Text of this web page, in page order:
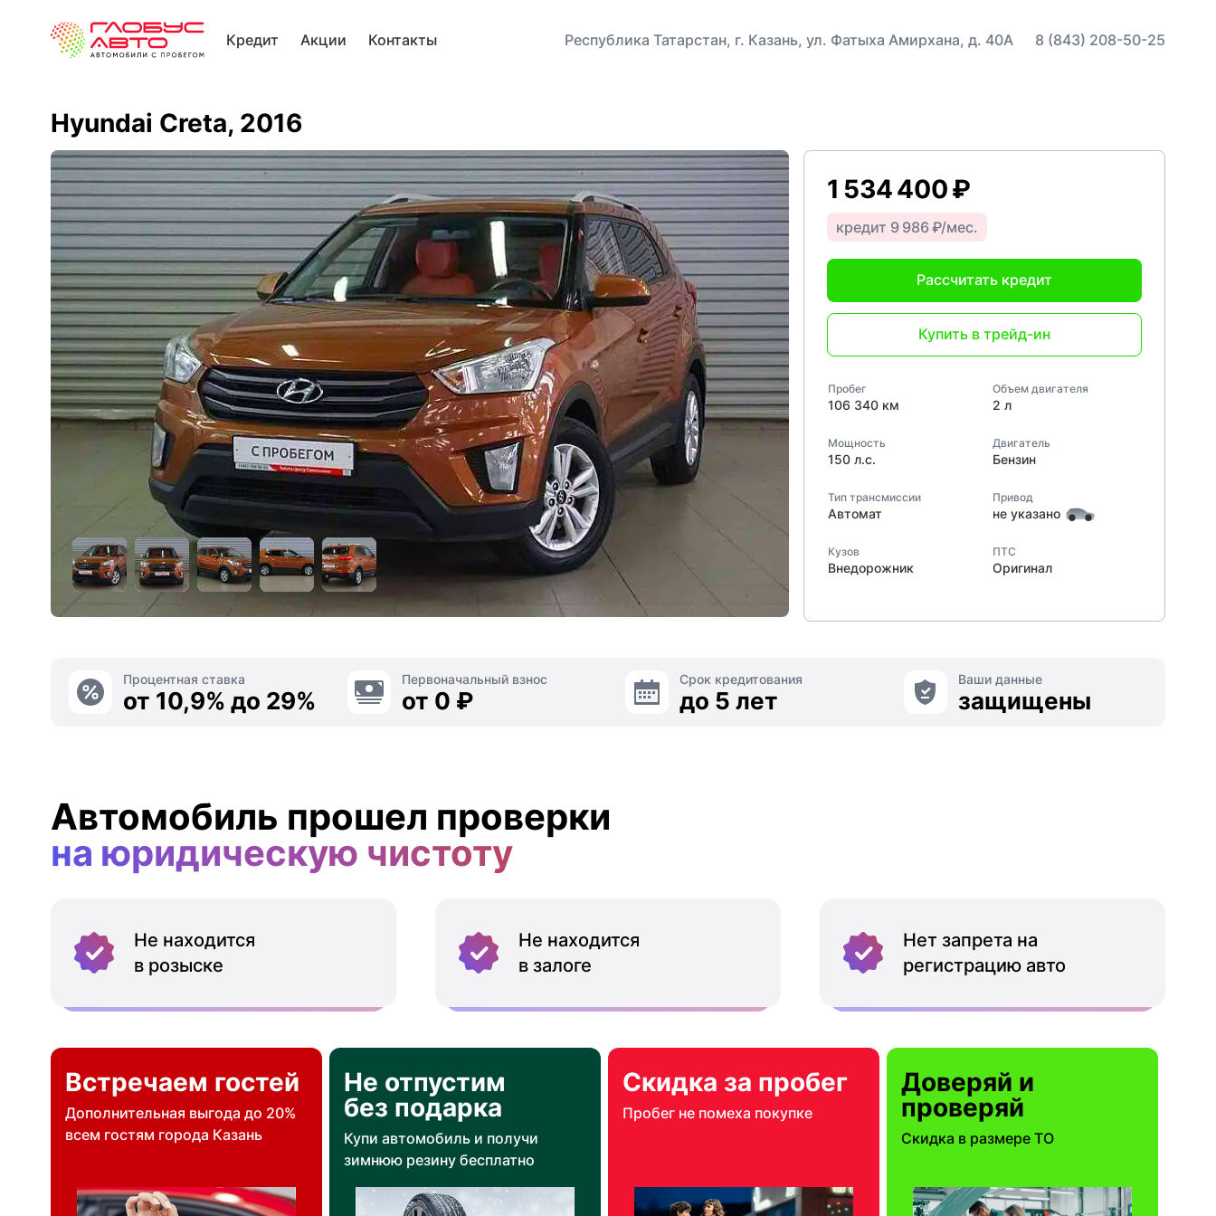
Кредит Акции Контакты Республика Татарстан, г. Казань, ул. Фатыха Амирхана, д. 40А 8 (843) 208-50-25
Hyundai Creta, 2016
1 534 400 ₽
кредит 9 986 ₽/мес.
Рассчитать кредит
Купить в трейд-ин
Пробег
106 340 км
Объем двигателя
2 л
Мощность
150 л.с.
Двигатель
Бензин
Тип трансмиссии
Автомат
Привод
не указано
Кузов
Внедорожник
ПТС
Оригинал
Процентная ставка
от 10,9% до 29%
Первоначальный взнос
от 0 ₽
Срок кредитования
до 5 лет
Ваши данные
защищены
Автомобиль прошел проверки
на юридическую чистоту
Не находится
в розыске
Не находится
в залоге
Нет запрета на
регистрацию авто
Встречаем гостей
Дополнительная выгода до 20%
всем гостям города Казань
Не отпустим
без подарка
Купи автомобиль и получи
зимнюю резину бесплатно
Скидка за пробег
Пробег не помеха покупке
Доверяй и
проверяй
Скидка в размере ТО